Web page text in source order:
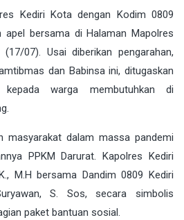
Kediri Kota dengan Kodim 0809
apel bersama di Halaman Mapolres
07). Usai diberikan pengarahan,
dan Babinsa ini, ditugaskan
kepada warga membutuhkan di
masyarakat dalam massa pandemi
PPKM Darurat. Kapolres Kediri
M.H bersama Dandim 0809 Kediri
S. Sos, secara simbolis
paket bantuan sosial.